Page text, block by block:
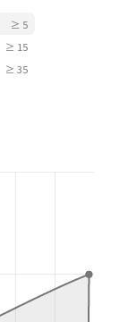
≥ 5
≥ 15
≥ 35